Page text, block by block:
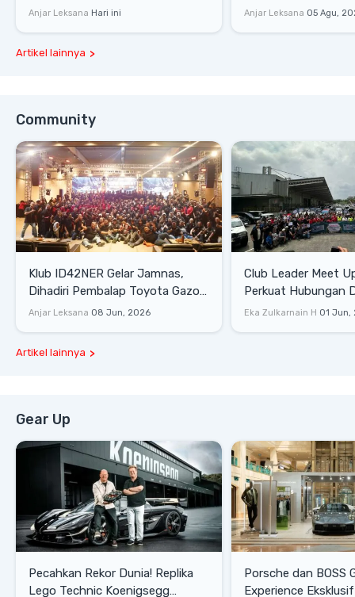
Rp1,49 Miliar
Anjar Leksana Hari ini
Diketahui
Anjar Leksana 05 Agu,
Artikel lainnya
Community
Klub ID42NER Gelar Jamnas,
Dihadiri Pembalap Toyota Gazoo
Racing
Anjar Leksana 08 Jun, 2026
Club Leader Meet
Perkuat Hubungan
Dengan Komunitas
Eka Zulkarnain H 01 Jun,
Artikel lainnya
Gear Up
Pecahkan Rekor Dunia! Replika
Lego Technic Koenigsegg
Porsche dan BOSS
Experience